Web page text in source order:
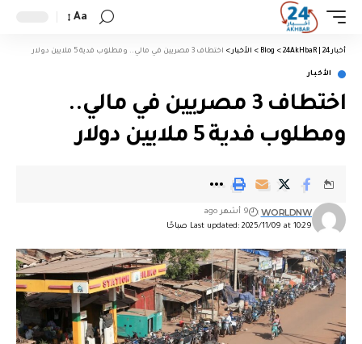
Aa
أخبار 24 | 24AkHbaR >
Blog
> الأخبار > اختطاف 3 مصريين في مالي.. ومطلوب فدية 5 ملايين دولار
الأخبار
اختطاف 3 مصريين في مالي..
ومطلوب فدية 5 ملايين دولار
Last updated: 2025/11/09 at 10:29 صباحًا
WORLDNW 9 أشهر ago